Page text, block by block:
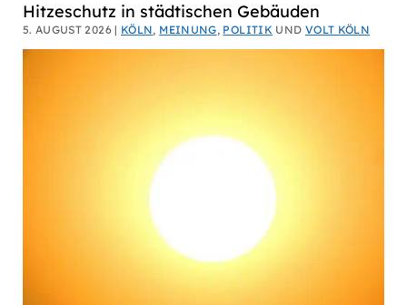
Hitzeschutz in städtischen Gebäuden
5. AUGUST 2026 | KÖLN, MEINUNG, POLITIK UND VOLT KÖLN